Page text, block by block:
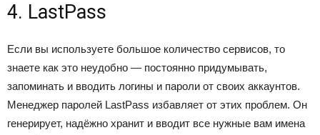
4. LastPass
Если вы используете большое количество сервисов, то
знаете как это неудобно — постоянно придумывать,
запоминать и вводить логины и пароли от своих аккаунтов.
Менеджер паролей LastPass избавляет от этих проблем. Он
генерирует, надёжно хранит и вводит все нужные вам имена